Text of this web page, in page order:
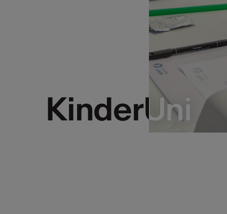
KinderUni
KinderUni